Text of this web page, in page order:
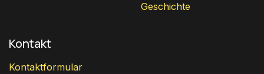
Geschichte
Kontakt
Kontaktformular